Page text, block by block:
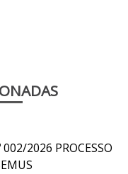
2026 PROCESSO